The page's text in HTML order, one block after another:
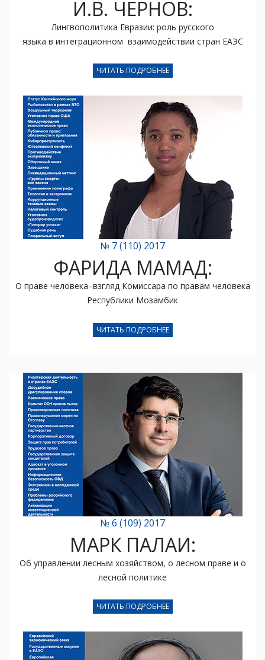
И.В. ЧЕРНОВ:
Лингвополитика Евразии: роль русского
языка в интеграционном взаимодействии стран ЕАЭС
ЧИТАТЬ ПОДРОБНЕЕ
№ 7 (110) 2017
ФАРИДА МАМАД:
О праве человека–взгляд Комиссара по правам человека
Республики Мозамбик
ЧИТАТЬ ПОДРОБНЕЕ
№ 6 (109) 2017
МАРК ПАЛАИ:
Об управлении лесным хозяйством, о лесном праве и о
лесной политике
ЧИТАТЬ ПОДРОБНЕЕ